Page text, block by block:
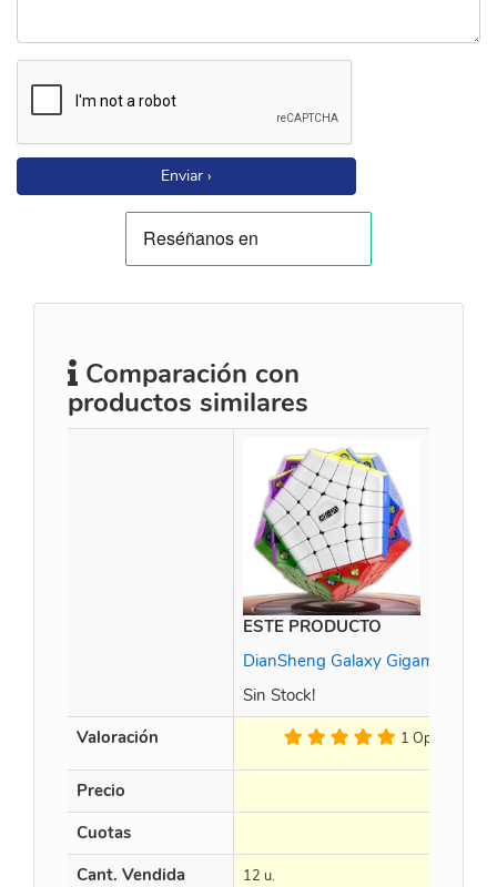
Enviar ›
Comparación con
productos similares
ESTE PRODUCTO
DianSheng Galaxy Gigaminx M
Sin Stock!
Valoración 1 Op.
Precio
Cuotas
Cant. Vendida
12 u.